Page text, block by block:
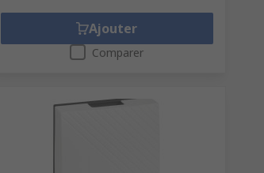
Ajouter
Comparer